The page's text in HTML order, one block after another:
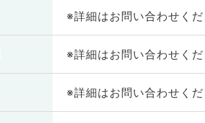
※詳細はお問い合わせく
※詳細はお問い合わせく
※詳細はお問い合わせく